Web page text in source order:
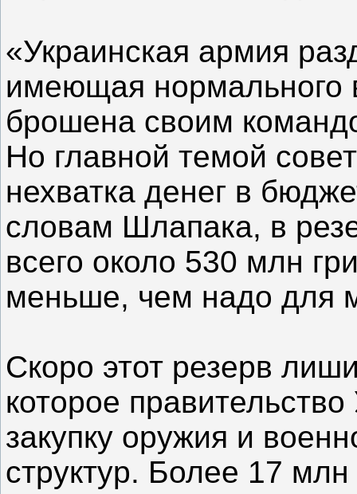
«Украинская армия
имеющая нормального
брошена своим
Но главной темой
нехватка денег в
словам Шлапака, в
всего около 530 млн
меньше, чем надо для
Скоро этот резерв
которое
закупку оружия и
структур. Более 17